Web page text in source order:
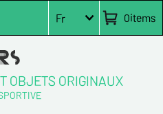
0items
Fr
OBJETS ORIGINAUX